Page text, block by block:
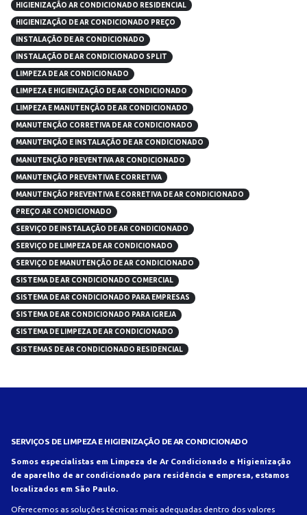
HIGIENIZAÇÃO AR CONDICIONADO RESIDENCIAL
HIGIENIZAÇÃO DE AR CONDICIONADO PREÇO
INSTALAÇÃO DE AR CONDICIONADO
INSTALAÇÃO DE AR CONDICIONADO SPLIT
LIMPEZA DE AR CONDICIONADO
LIMPEZA E HIGIENIZAÇÃO DE AR CONDICIONADO
LIMPEZA E MANUTENÇÃO DE AR CONDICIONADO
MANUTENÇÃO CORRETIVA DE AR CONDICIONADO
MANUTENÇÃO E INSTALAÇÃO DE AR CONDICIONADO
MANUTENÇÃO PREVENTIVA AR CONDICIONADO
MANUTENÇÃO PREVENTIVA E CORRETIVA
MANUTENÇÃO PREVENTIVA E CORRETIVA DE AR CONDICIONADO
PREÇO AR CONDICIONADO
SERVIÇO DE INSTALAÇÃO DE AR CONDICIONADO
SERVIÇO DE LIMPEZA DE AR CONDICIONADO
SERVIÇO DE MANUTENÇÃO DE AR CONDICIONADO
SISTEMA DE AR CONDICIONADO COMERCIAL
SISTEMA DE AR CONDICIONADO PARA EMPRESAS
SISTEMA DE AR CONDICIONADO PARA IGREJA
SISTEMA DE LIMPEZA DE AR CONDICIONADO
SISTEMAS DE AR CONDICIONADO RESIDENCIAL
SERVIÇOS DE LIMPEZA E HIGIENIZAÇÃO DE AR CONDICIONADO
Somos especialistas em Limpeza de Ar Condicionado e Higienização
de aparelho de ar condicionado para residência e empresa, estamos
localizados em São Paulo.
Oferecemos as soluções técnicas mais adequadas dentro dos valores